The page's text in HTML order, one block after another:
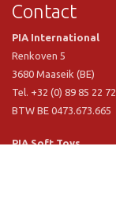
Contact
PIA International
Renkoven 5
3680 Maaseik (BE)
Tel. +32 (0) 89 85 22 72
BTW BE 0473.673.665
PIA Soft Toys